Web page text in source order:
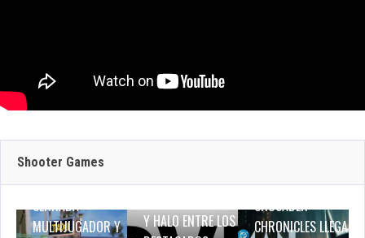
Shooter Games
JULIO 30, 2026
WORLD TOUR
ANUNCIA SU
PRUEBA DE RED
CERRADA
MULTIJUGADOR Y
JULIO 29, 2026
GEFORCE NOW
SUMA 9 JUEGOS
Y HALO ENTRE LOS
JULIO 29, 2026
BATMAN: CAPED
CRUSADER –
CHRONICLES LLEGA